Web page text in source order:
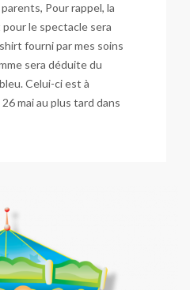
Pour rappel, la
le spectacle sera
fourni par mes soins
sera déduite du
Celui-ci est à
mai au plus tard dans